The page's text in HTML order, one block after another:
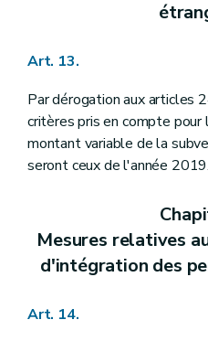
Art. 13.
Par dérogation aux articles
critères pris en compte
montant variable de la
seront ceux de l'année 2019.
Mesures relatives
d'intégration des
Art. 14.